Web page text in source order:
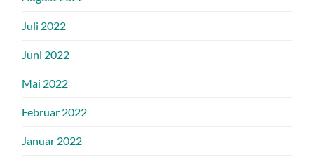
Juli 2022
Juni 2022
Mai 2022
Februar 2022
Januar 2022